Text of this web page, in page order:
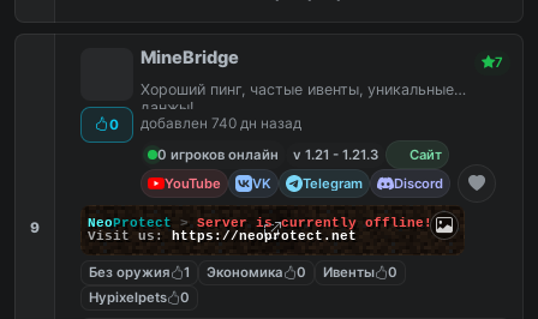
9
0
MineBridge 7
Хороший пинг, частые ивенты, уникальные
данжы!
добавлен 740 дн назад
0 игроков онлайн
v 1.21 - 1.21.3
Сайт
YouTube
VK Telegram Discord
NeoProtect > Server is currently offline!
Visit us:
https://neoprotect.net
Без оружия 1 Экономика 0 Ивенты
0
Hypixelpets
0